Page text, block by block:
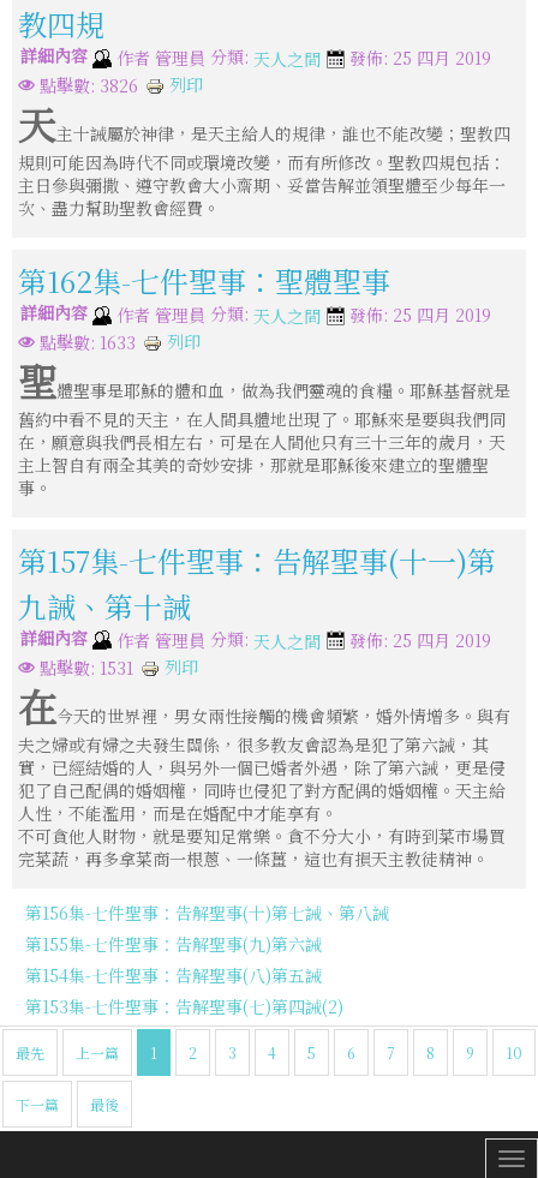
教四規
詳細內容 作者 管理員 分類: 天人之間
發佈: 25 四月 2019
點擊數: 3826
列印
天主十誡屬於神律，是天主給人的規律，誰也不能改變；聖教四
規則可能因為時代不同或環境改變，而有所修改。聖教四規包括：
主日參與彌撒、遵守教會大小齋期、妥當告解並領聖體至少每年一
次、盡力幫助聖教會經費。
第162集-七件聖事：聖體聖事
詳細內容 作者 管理員 分類: 天人之間
發佈: 25 四月 2019
點擊數: 1633
列印
聖體聖事是耶穌的體和血，做為我們靈魂的食糧。耶穌基督就是
舊約中看不見的天主，在人間具體地出現了。耶穌來是要與我們同
在，願意與我們長相左右，可是在人間他只有三十三年的歲月，天
主上智自有兩全其美的奇妙安排，那就是耶穌後來建立的聖體聖
事。
第157集-七件聖事：告解聖事(十一)第
九誡、第十誡
詳細內容 作者 管理員 分類: 天人之間
發佈: 25 四月 2019
點擊數: 1531
列印
在今天的世界裡，男女兩性接觸的機會頻繁，婚外情增多。與有
夫之婦或有婦之夫發生關係，很多教友會認為是犯了第六誡，其
實，已經結婚的人，與另外一個已婚者外遇，除了第六誡，更是侵
犯了自己配偶的婚姻權，同時也侵犯了對方配偶的婚姻權。天主給
人性，不能濫用，而是在婚配中才能享有。
不可貪他人財物，就是要知足常樂。貪不分大小，有時到菜市場買
完菜蔬，再多拿菜商一根蔥、一條薑，這也有損天主教徒精神。
第156集-七件聖事：告解聖事(十)第七誡、第八誡
第155集-七件聖事：告解聖事(九)第六誡
第154集-七件聖事：告解聖事(八)第五誡
第153集-七件聖事：告解聖事(七)第四誡(2)
最先 上一篇 1 2 3 4 5 6 7 8 9 10
下一篇 最後